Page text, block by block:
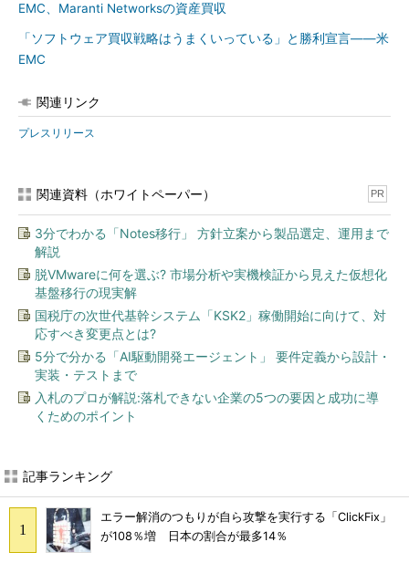
EMC、Maranti Networksの資産買収
「ソフトウェア買収戦略はうまくいっている」と勝利宣言――米
EMC
関連リンク
プレスリリース
関連資料（ホワイトペーパー） PR
3分でわかる「Notes移行」 方針立案から製品選定、運用まで
解説
脱VMwareに何を選ぶ? 市場分析や実機検証から見えた仮想化
基盤移行の現実解
国税庁の次世代基幹システム「KSK2」稼働開始に向けて、対
応すべき変更点とは?
5分で分かる「AI駆動開発エージェント」 要件定義から設計・
実装・テストまで
入札のプロが解説:落札できない企業の5つの要因と成功に導
くためのポイント
記事ランキング
エラー解消のつもりが自ら攻撃を実行する「ClickFix」
が108％増 日本の割合が最多14％